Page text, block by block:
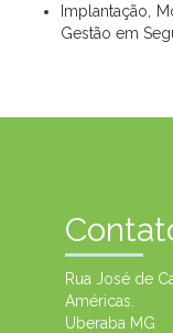
Implantação,
Gestão em
Rua José de
Américas.
Uberaba MG